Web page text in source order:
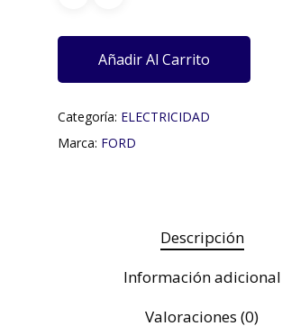
Añadir Al Carrito
Categoría: ELECTRICIDAD
Marca: FORD
Descripción
Información adicional
Valoraciones (0)